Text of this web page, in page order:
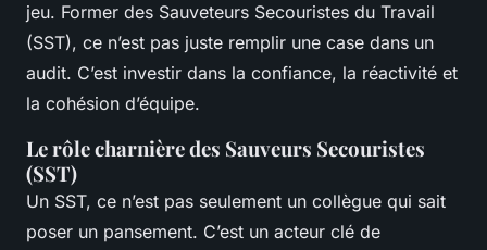
jeu. Former des Sauveteurs Secouristes du Travail
(SST), ce n’est pas juste remplir une case dans un
audit. C’est investir dans la confiance, la réactivité et
la cohésion d’équipe.
Le rôle charnière des Sauveurs Secouristes
(SST)
Un SST, ce n’est pas seulement un collègue qui sait
poser un pansement. C’est un acteur clé de